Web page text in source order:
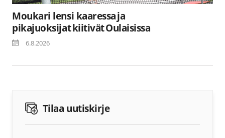
Moukari lensi kaaressa ja
pikajuoksijat kiitivät Oulaisissa
6.8.2026
Tilaa uutiskirje